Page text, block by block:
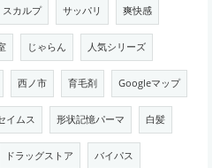
スカルプ サッパリ 爽快感
じゃらん 人気シリーズ
西ノ市 育毛剤 Googleマップ
イムス 形状記憶パーマ 白髪
ドラッグストア バイパス